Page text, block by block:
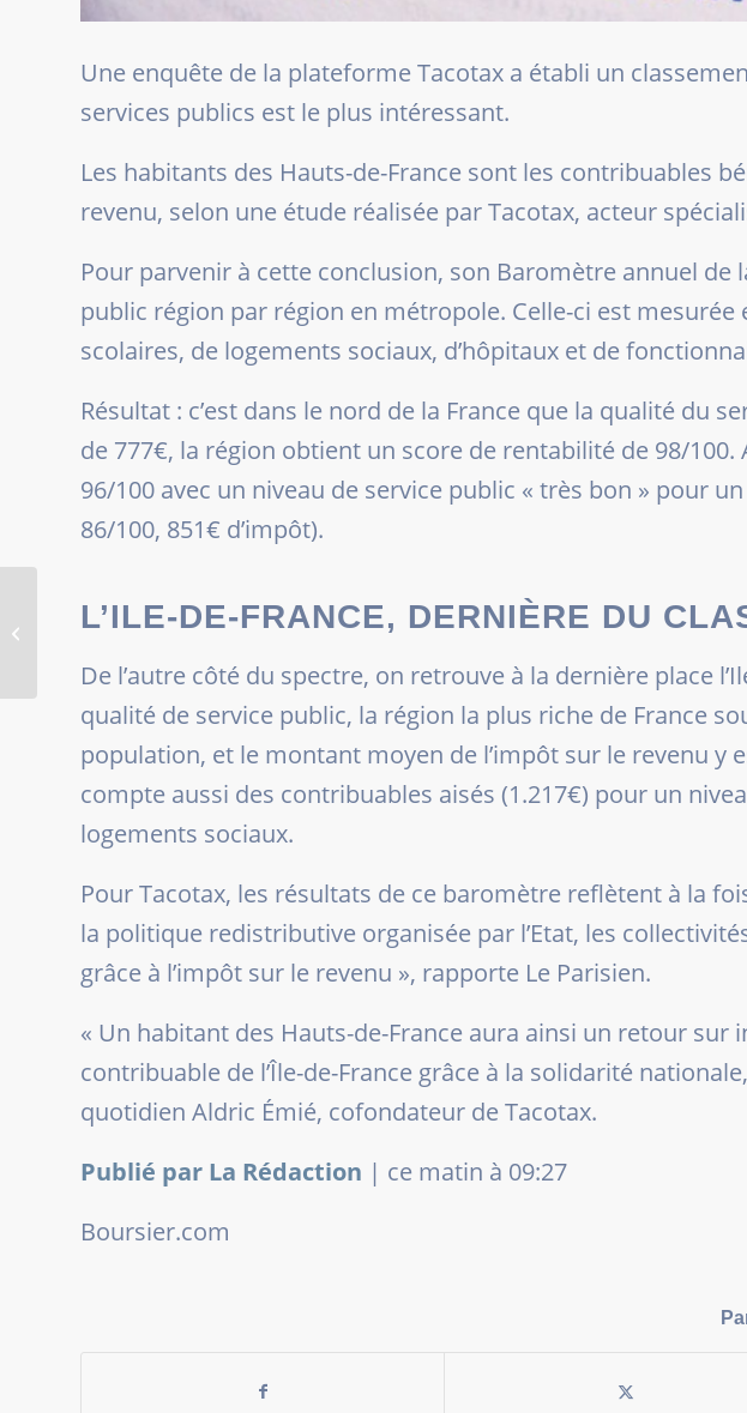
Une enquête de la plateforme Tacotax a établi un
services publics est le plus intéressant.
Les habitants des Hauts-de-France sont les contribuables
revenu, selon une étude réalisée par Tacotax, acteur
Pour parvenir à cette conclusion, son Baromètre annuel
public région par région en métropole. Celle-ci est
scolaires, de logements sociaux, d’hôpitaux et de
Résultat : c’est dans le nord de la France que la qualité du
de 777€, la région obtient un score de rentabilité de 98/
96/100 avec un niveau de service public « très bon » pour
86/100, 851€ d’impôt).
L’ILE-DE-FRANCE, DERNIÈRE DU
De l’autre côté du spectre, on retrouve à la dernière place
qualité de service public, la région la plus riche de France
population, et le montant moyen de l’impôt sur le revenu y
compte aussi des contribuables aisés (1.217€) pour un
logements sociaux.
Pour Tacotax, les résultats de ce baromètre reflètent à la
la politique redistributive organisée par l’Etat, les
grâce à l’impôt sur le revenu », rapporte Le Parisien.
« Un habitant des Hauts-de-France aura ainsi un retour sur
contribuable de l’Île-de-France grâce à la solidarité
quotidien Aldric Émié, cofondateur de Tacotax.
Publié par La Rédaction | ce matin à 09:27
Boursier.com
NOUVEAUX RECORDS HISTORIQUES